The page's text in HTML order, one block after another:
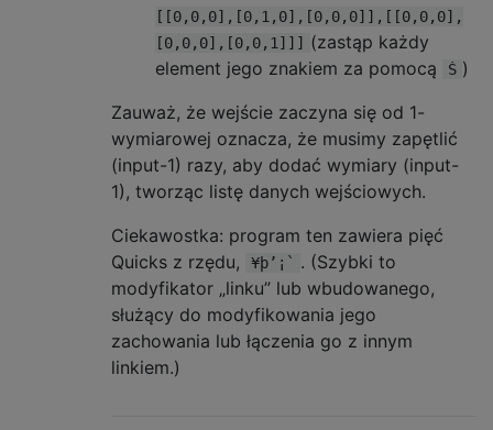
[[0,0,0],[0,1,0],[0,0,0]],[[0,0,0],
[0,0,0],[0,0,1]]]
(zastąp każdy
element jego znakiem za pomocą
Ṡ )
Zauważ, że wejście zaczyna się od 1-
wymiarowej oznacza, że ​​musimy zapętlić
(input-1) razy, aby dodać wymiary (input-
1), tworząc listę danych wejściowych.
Ciekawostka: program ten zawiera pięć
Quicks z rzędu,
¥þ’¡` . (Szybki to
modyfikator „linku” lub wbudowanego,
służący do modyfikowania jego
zachowania lub łączenia go z innym
linkiem.)